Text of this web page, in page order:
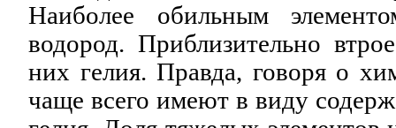
Наиболее обильным
водород. Приблизительно
них гелия. Правда, говоря о
чаще всего имеют в виду